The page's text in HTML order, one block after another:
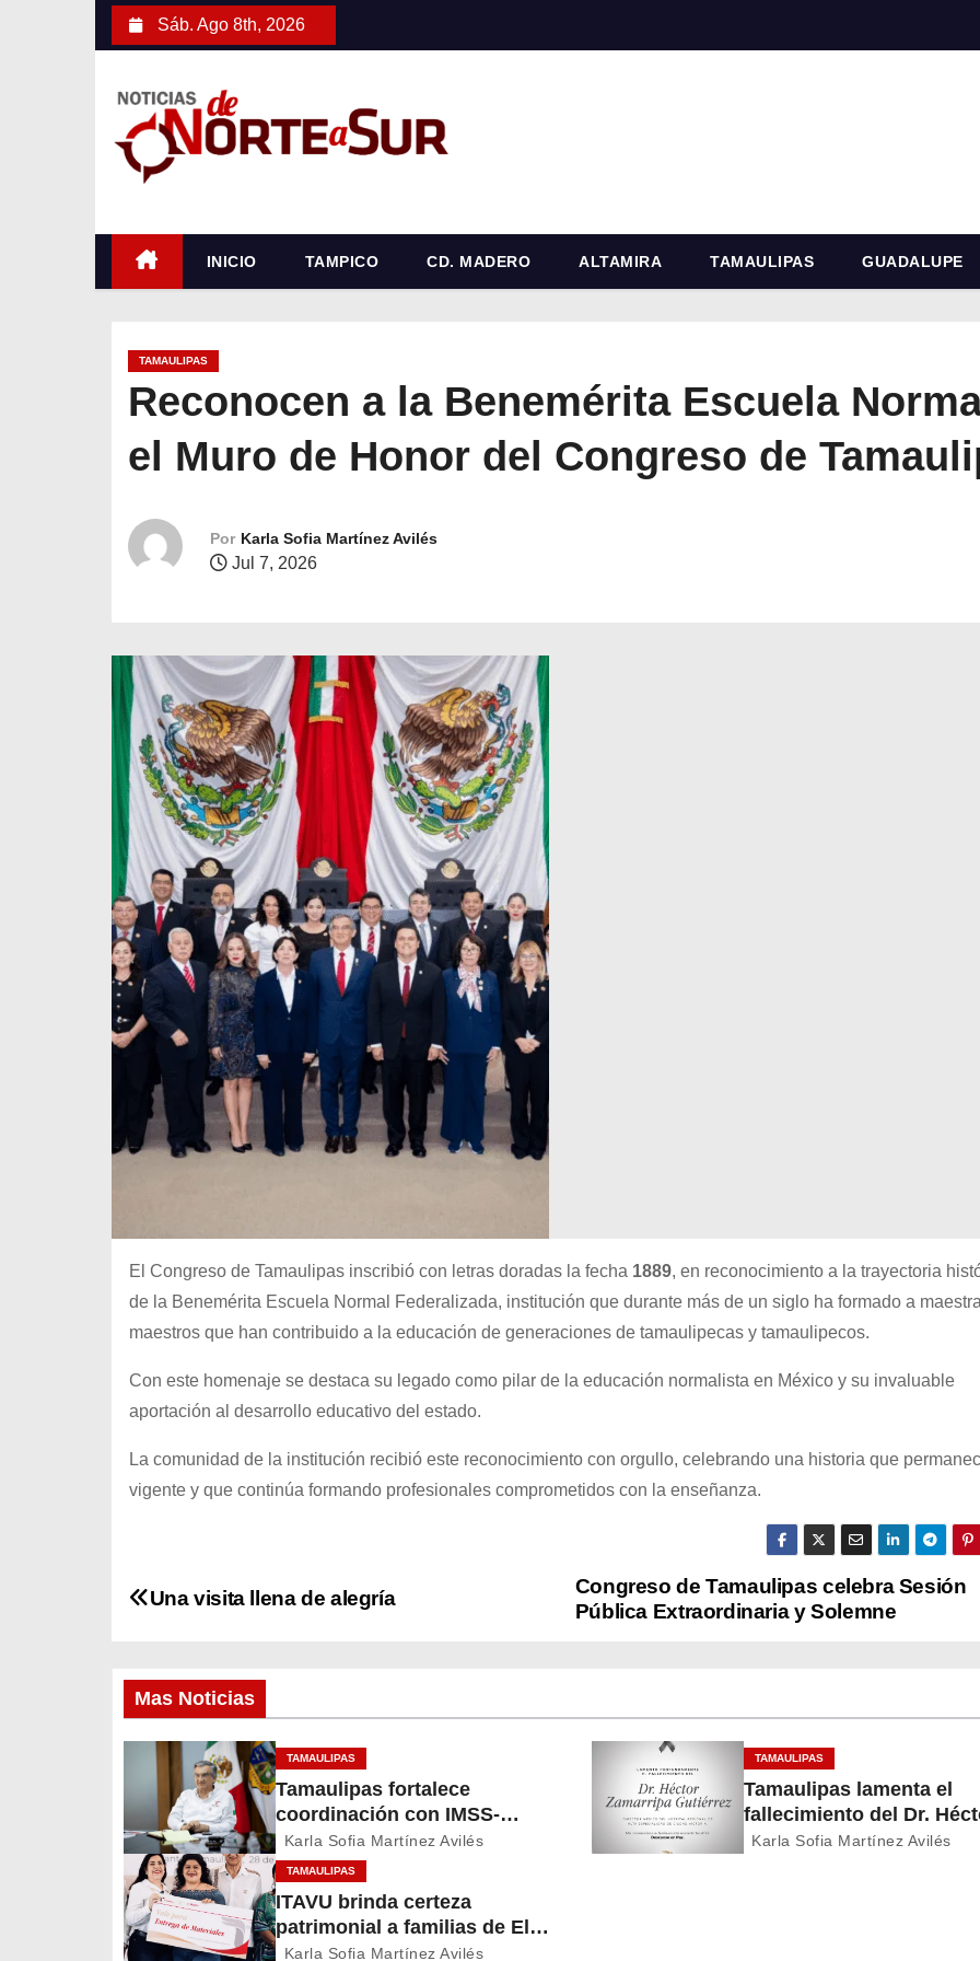
o
Sáb. Ago 8th, 2026
INICIO TAMPICO CD. MADERO ALTAMIRA TAMAULIPAS GUADALUPE
TAMAULIPAS
Reconocen a la Benemérita Escuela
el Muro de Honor del Congreso de
Por Karla Sofia Martínez Avilés
Jul 7, 2026
El Congreso de Tamaulipas inscribió con letras doradas la fecha 1889, en reconocimiento a la trayectoria
de la Benemérita Escuela Normal Federalizada, institución que durante más de un siglo ha formado a
maestros que han contribuido a la educación de generaciones de tamaulipecas y tamaulipecos.
Con este homenaje se destaca su legado como pilar de la educación normalista en México y su invaluable
aportación al desarrollo educativo del estado.
La comunidad de la institución recibió este reconocimiento con orgullo, celebrando una historia que
vigente y que continúa formando profesionales comprometidos con la enseñanza.
N
v
e
a
c
i
Congreso de Tamaulipas celebra Sesión
Pública Extraordinaria y Solemne
Una visita llena de alegría
Mas Noticias
TAMAULIPAS
Tamaulipas fortalece
coordinación con IMSS-
Bienestar para mejorar
servicios de salud
Karla Sofia Martínez Avilés
TAMAULIPAS
Tamaulipas lamenta el
fallecimiento del Dr.
Zamarripa Gutiérrez,
Karla Sofia Martínez Avilés
TAMAULIPAS
ITAVU brinda certeza
patrimonial a familias de El
Mante con apoyos para
Karla Sofia Martínez Avilés